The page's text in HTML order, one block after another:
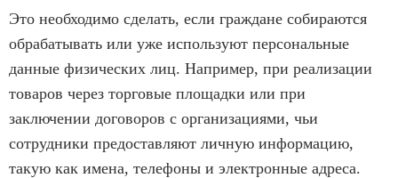
Это необходимо сделать, если граждане собираются
обрабатывать или уже используют персональные
данные физических лиц. Например, при реализации
товаров через торговые площадки или при
заключении договоров с организациями, чьи
сотрудники предоставляют личную информацию,
такую как имена, телефоны и электронные адреса.